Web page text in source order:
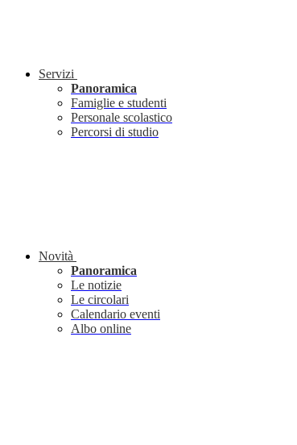
Servizi
Panoramica
Famiglie e studenti
Personale scolastico
Percorsi di studio
Novità
Panoramica
Le notizie
Le circolari
Calendario eventi
Albo online